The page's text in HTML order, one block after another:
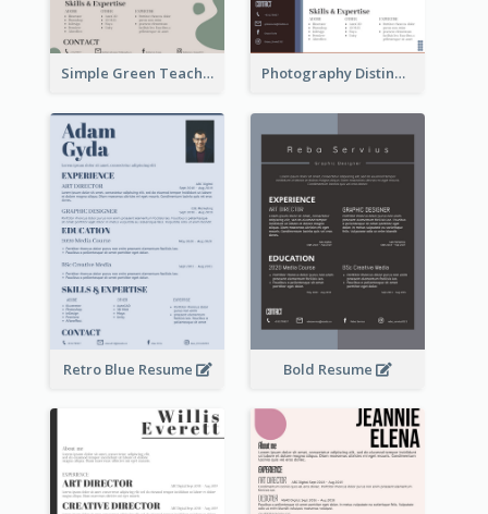
Simple Green Teacher Resume Photography Distinguished Resume
Retro Blue Resume Bold Resume